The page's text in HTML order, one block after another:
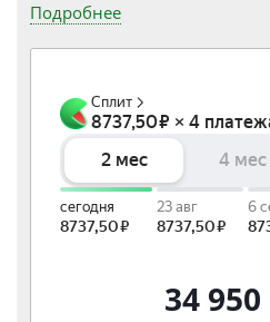
Подробнее
34 950